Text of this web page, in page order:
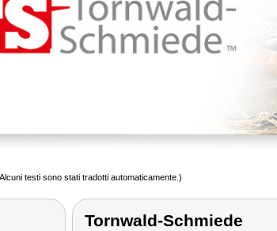
testi sono stati tradotti automaticamente.)
Tornwald-Schmiede